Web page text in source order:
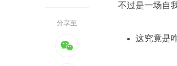
分享至
不过是一场自
这究竟是